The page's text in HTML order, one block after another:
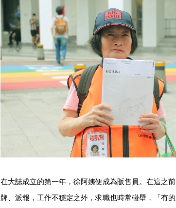
在大誌成立的第一年，徐阿姨便成為販售員。在這之
牌、派報，工作不穩定之外，求職也時常碰壁，「有